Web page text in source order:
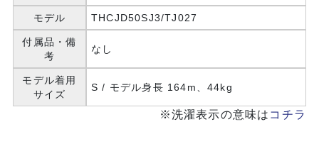
モデル THCJD50SJ3/TJ027
付属品・備
考
なし
モデル着用
サイズ
S / モデル身長 164m、44kg
※洗濯表示の意味は コチラ